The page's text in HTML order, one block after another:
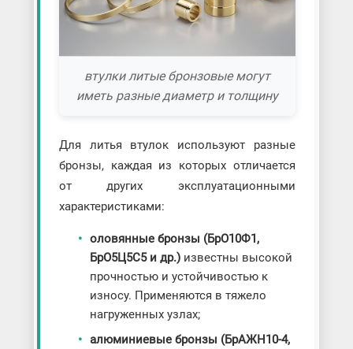
втулки литые бронзовые могут
иметь разные диаметр и толщину
Для литья втулок используют разные
бронзы, каждая из которых отличается
от других эксплуатационными
характеристиками:
оловянные бронзы (БрО10Ф1,
БрО5Ц5С5 и др.)известны высокой
прочностью и устойчивостью к
износу. Применяются в тяжело
нагруженных узлах;
алюминиевые бронзы (БрАЖН10-4,